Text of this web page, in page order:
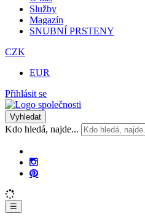
Služby
Magazín
SNUBNÍ PRSTENY
CZK
EUR
Přihlásit se
Vyhledat
Kdo hledá, najde...
☰